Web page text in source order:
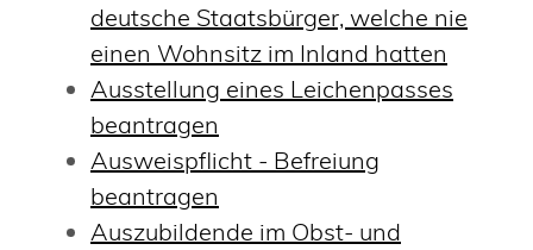
deutsche Staatsbürger, welche nie
einen Wohnsitz im Inland hatten
Ausstellung eines Leichenpasses
beantragen
Ausweispflicht - Befreiung
beantragen
Auszubildende im Obst- und